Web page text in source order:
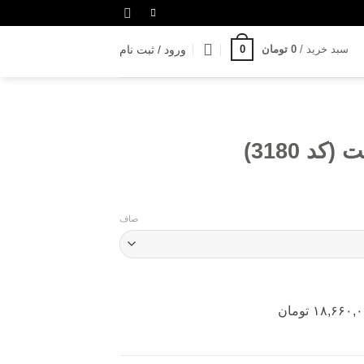
سبد خرید / 0 تومان 0 ورود / ثبت نام
صاف
تومان